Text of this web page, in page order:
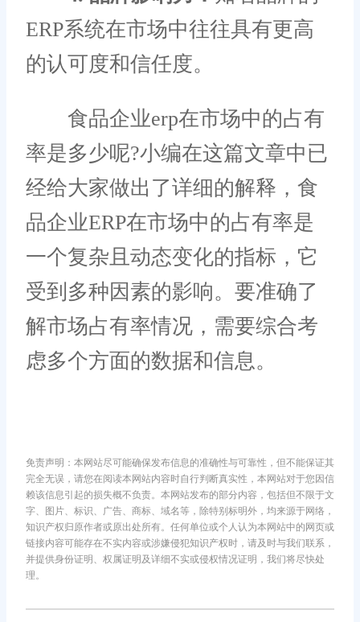
ERP系统在市场中往往具有更高
的认可度和信任度。
食品企业erp在市场中的占有
率是多少呢?小编在这篇文章中已
经给大家做出了详细的解释，食
品企业ERP在市场中的占有率是
一个复杂且动态变化的指标，它
受到多种因素的影响。要准确了
解市场占有率情况，需要综合考
虑多个方面的数据和信息。
免责声明：本网站尽可能确保发布信息的准确性与可靠性，但不能保证其
完全无误，请您在阅读本网站内容时自行判断真实性，本网站对于您因信
赖该信息引起的损失概不负责。本网站发布的部分内容，包括但不限于文
字、图片、标识、广告、商标、域名等，除特别标明外，均来源于网络，
知识产权归原作者或原出处所有。任何单位或个人认为本网站中的网页或
链接内容可能存在不实内容或涉嫌侵犯知识产权时，请及时与我们联系，
并提供身份证明、权属证明及详细不实或侵权情况证明，我们将尽快处
理。